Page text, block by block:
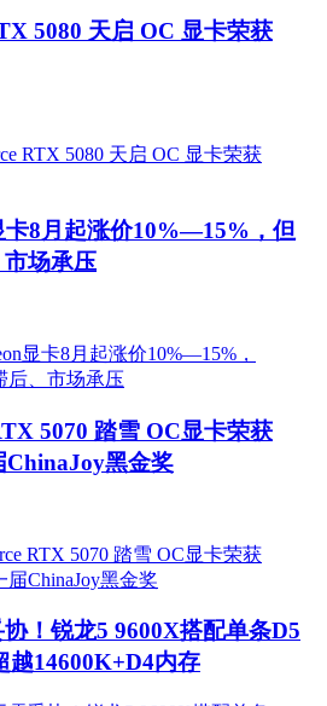
5080 天启 OC 显卡荣获
卡8月起涨价10%—15%，但
场承压
5070 踏雪 OC显卡荣获
ChinaJoy黑金奖
！锐龙5 9600X搭配单条D5
越14600K+D4内存